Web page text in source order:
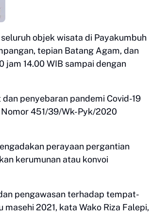
objek wisata di Payakumbuh
tepian Batang Agam, dan
14.00 WIB sampai dengan
penyebaran pandemi Covid-19
451/39/Wk-Pyk/2020
perayaan pergantian
kerumunan atau konvoi
pengawasan terhadap tempat-
2021, kata Wako Riza Falepi,